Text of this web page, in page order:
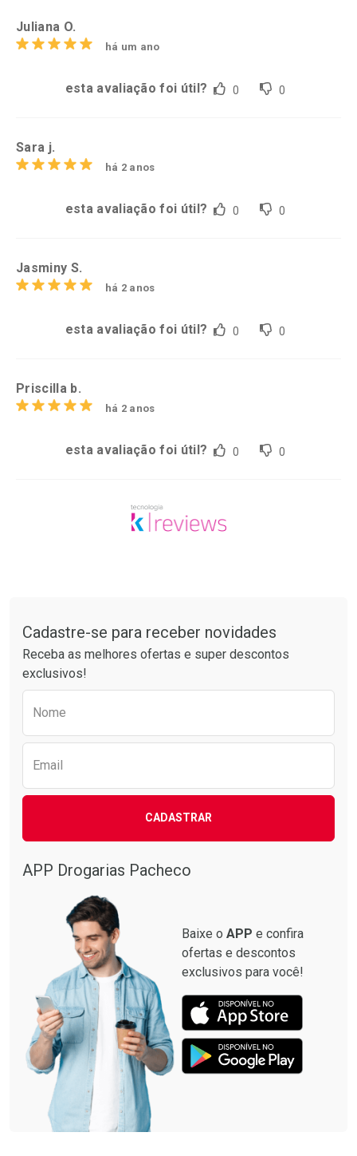
Juliana O.
há um ano
esta avaliação foi útil? 0 0
Sara j.
há 2 anos
esta avaliação foi útil? 0 0
Jasminy S.
há 2 anos
esta avaliação foi útil? 0 0
Priscilla b.
há 2 anos
esta avaliação foi útil? 0 0
Cadastre-se para receber novidades
Receba as melhores ofertas e super descontos
exclusivos!
Nome
Email
CADASTRAR
APP Drogarias Pacheco
Baixe o APP e confira
ofertas e descontos
exclusivos para você!